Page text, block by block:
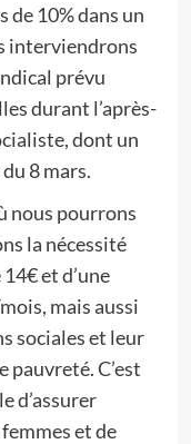
de 10% dans un
interviendrons
prévu
durant l’après-
dont un
8 mars.
nous pourrons
la nécessité
et d’une
mais aussi
sociales et leur
C’est
d’assurer
et de